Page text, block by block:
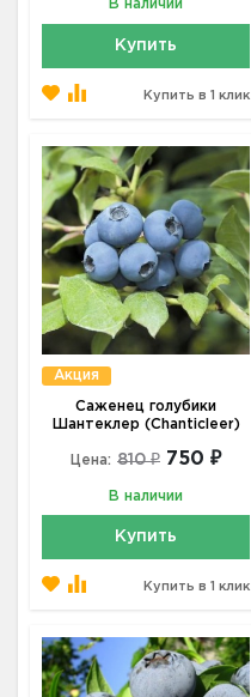
В наличии
Купить
Купить в 1 клик
Акция
Саженец голубики
Шантеклер (Chanticleer)
Цена: 810 ₽ 750 ₽
В наличии
Купить
Купить в 1 клик